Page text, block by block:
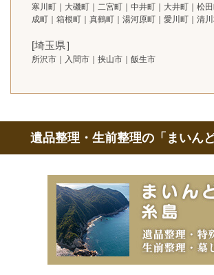
寒川町｜大磯町｜二宮町｜中井町｜大井町｜松
成町｜箱根町｜真鶴町｜湯河原町｜愛川町｜清
[埼玉県］
所沢市｜入間市｜挟山市｜飯生市
遺品整理・生前整理の「まいん